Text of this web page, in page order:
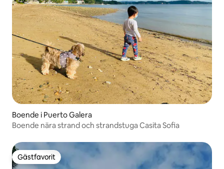
Boende i Puerto Galera
Boende nära strand och strandstuga Casita Sofia
Gästfavorit
Gästfavorit